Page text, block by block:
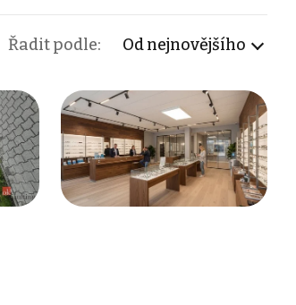
Řadit podle: Od nejnovějšího